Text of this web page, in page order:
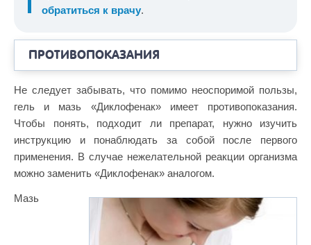
обратиться к врачу.
ПРОТИВОПОКАЗАНИЯ
Не следует забывать, что помимо неоспоримой пользы,
гель и мазь «Диклофенак» имеет противопоказания.
Чтобы понять, подходит ли препарат, нужно изучить
инструкцию и понаблюдать за собой после первого
применения. В случае нежелательной реакции организма
можно заменить «Диклофенак» аналогом.
Мазь